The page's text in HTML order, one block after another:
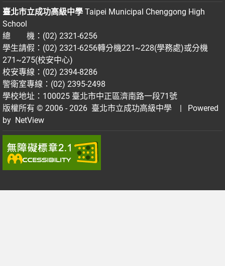
臺北市立成功高級中學 Taipei Municipal Chenggong High
School
總 機：(02) 2321-6256
學生請假：(02) 2321-6256轉分機221~228(學務處)或分機
271~275(校安中心)
校安專線：(02) 2394-8286
警衛室專線：(02) 2395-2498
學校地址：100025 臺北市中正區濟南路一段71號
版權所有 © 2006 - 2026 臺北市立成功高級中學
| Powered
by NetView